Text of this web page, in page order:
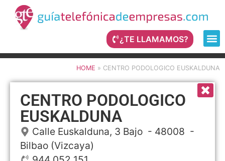
¿TE LLAMAMOS?
HOME » CENTRO PODOLOGICO EUSKALDUNA
CENTRO PODOLOGICO
EUSKALDUNA
Calle Euskalduna, 3 Bajo - 48008 -
Bilbao (Vizcaya)